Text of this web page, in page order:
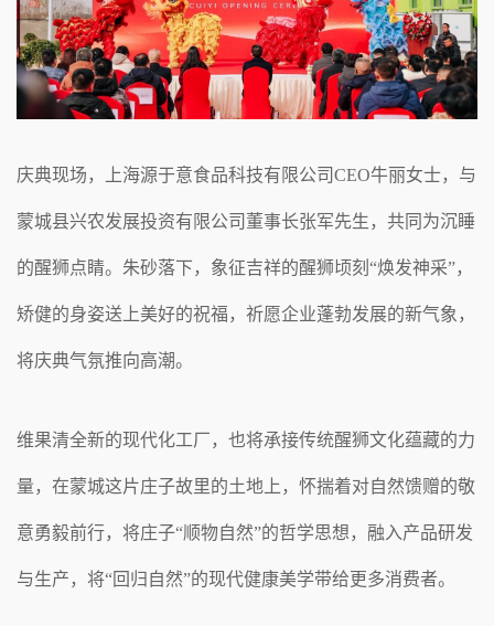
庆典现场，上海源于意食品科技有限公司CEO牛丽女士，与
蒙城县兴农发展投资有限公司董事长张军先生，共同为沉睡
的醒狮点睛。朱砂落下，象征吉祥的醒狮顷刻“焕发神采”，
矫健的身姿送上美好的祝福，祈愿企业蓬勃发展的新气象，
将庆典气氛推向高潮。
维果清全新的现代化工厂，也将承接传统醒狮文化蕴藏的力
量，在蒙城这片庄子故里的土地上，怀揣着对自然馈赠的敬
意勇毅前行，将庄子“顺物自然”的哲学思想，融入产品研发
与生产，将“回归自然”的现代健康美学带给更多消费者。